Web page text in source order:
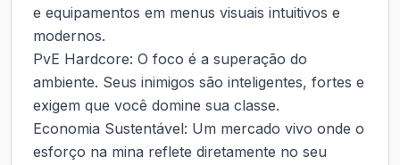
e equipamentos em menus visuais intuitivos e
modernos.
PvE Hardcore: O foco é a superação do
ambiente. Seus inimigos são inteligentes, fortes e
exigem que você domine sua classe.
Economia Sustentável: Um mercado vivo onde o
esforço na mina reflete diretamente no seu